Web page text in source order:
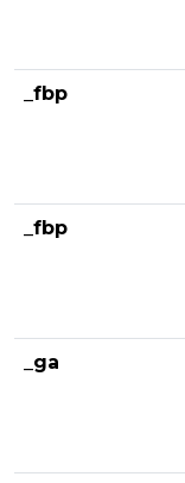
_fbp
_fbp
_ga